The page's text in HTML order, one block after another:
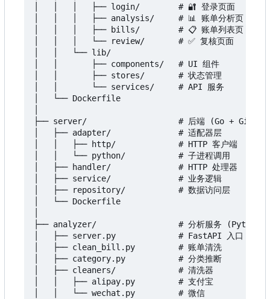
│   │   │   ├── login/        # 🔐 登录页面
│   │   │   ├── analysis/     # 📊 账单分析页
│   │   │   ├── bills/        # 📋 账单列表页
│   │   │   └── review/       # ✅ 复核页面
│   │   └── lib/
│   │       ├── components/   # UI 组件
│   │       ├── stores/       # 状态管理
│   │       └── services/     # API 服务
│   └── Dockerfile
├── server/                   # 后端 (Go + Gin)
│   ├── adapter/              # 适配器层
│   │   ├── http/             # HTTP 客户端
│   │   └── python/           # 子进程调用
│   ├── handler/              # HTTP 处理器
│   ├── service/              # 业务逻辑
│   ├── repository/           # 数据访问层
│   └── Dockerfile
├── analyzer/                 # 分析服务 (Python +
│   ├── server.py             # FastAPI 入口
│   ├── clean_bill.py         # 账单清洗
│   ├── category.py           # 分类推断
│   ├── cleaners/             # 清洗器
│   │   ├── alipay.py         # 支付宝
│   │   └── wechat.py         # 微信